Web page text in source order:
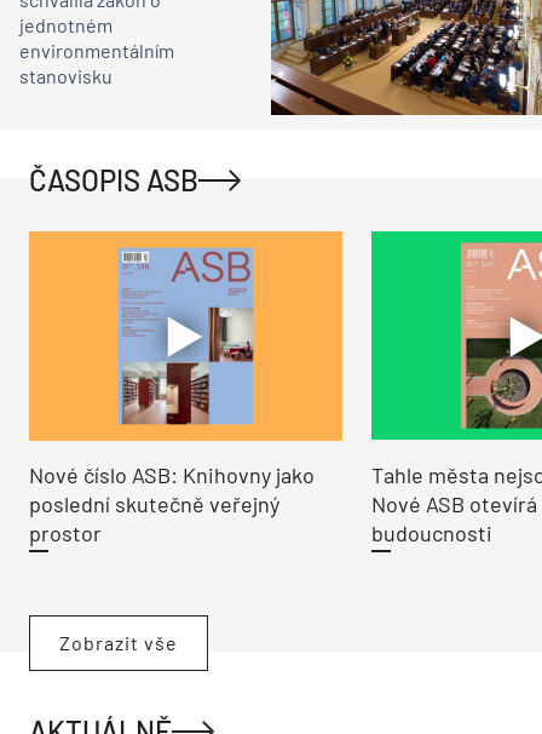
jednotném
environmentálním
stanovisku
ČASOPIS ASB
Nové číslo ASB: Knihovny jako
poslední skutečně veřejný
prostor
Tahle města
Nové ASB
budoucnosti
Zobrazit vše